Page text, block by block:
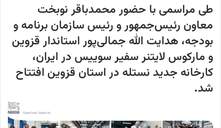
طی مراسمی با حضور محمدباقر نوبخت
معاون رئیس‌جمهور و رئیس سازمان برنامه و
بودجه، هدایت الله جمالی‌پور استاندار قزوین
و مارکوس لایتنر سفیر سوییس در ایران،
کارخانه جدید نستله در استان قزوین افتتاح
شد.